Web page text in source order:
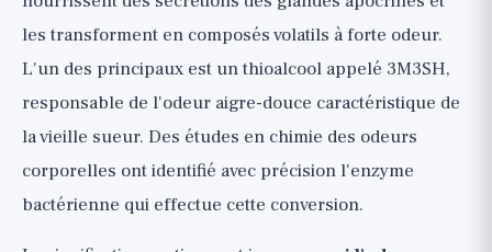
les transforment en composés volatils à forte odeur.
L'un des principaux est un thioalcool appelé 3M3SH,
responsable de l'odeur aigre-douce caractéristique de
la vieille sueur. Des études en chimie des odeurs
corporelles ont identifié avec précision l'enzyme
bactérienne qui effectue cette conversion.